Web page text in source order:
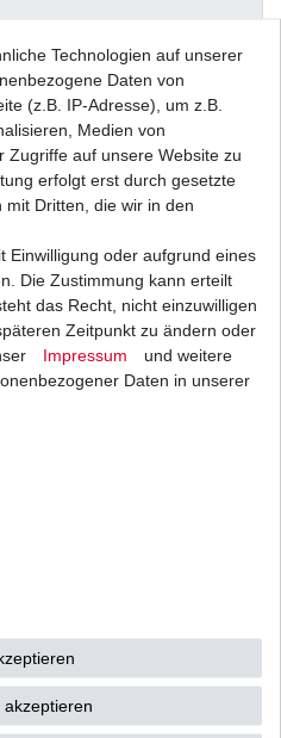
-
u.v.w.
Technologien auf unserer
Daten von
(z.B. IP-Adresse), um z.B.
Medien von
Zugriffe auf unsere Website zu
erfolgt erst durch gesetzte
Dritten, die wir in den
Einwilligung oder aufgrund eines
Die Zustimmung kann erteilt
das Recht, nicht einzuwilligen
Zeitpunkt zu ändern oder
Impressum
und weitere
Daten in unserer
akzeptieren